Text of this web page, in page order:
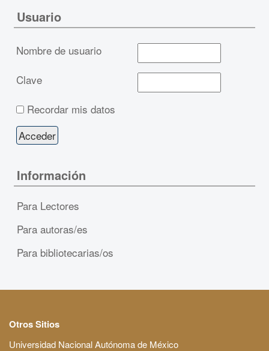
Usuario
Nombre de usuario
Clave
Recordar mis datos
Información
Para Lectores
Para autoras/es
Para bibliotecarias/os
Otros Sitios
Universidad Nacional Autónoma de México